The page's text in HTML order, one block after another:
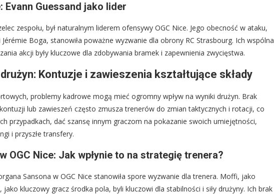
Evann Guessand jako lider
zespołu, był naturalnym liderem ofensywy OGC Nice. Jego obecność w ataku,
Boga, stanowiła poważne wyzwanie dla obrony RC Strasbourg. Ich wspólna
akcji były kluczowe dla zdobywania bramek i zapewnienia zwycięstwa.
Kontuzje i zawieszenia kształtujące składy
problemy kadrowe mogą mieć ogromny wpływ na wyniki drużyn. Brak
lub zawieszeń często zmusza trenerów do zmian taktycznych i rotacji, co
przypadkach, dać szansę innym graczom na pokazanie swoich umiejętności,
i przyszłe transfery.
OGC Nice: Jak wpłynie to na strategię trenera?
Sansona w OGC Nice stanowiła spore wyzwanie dla trenera. Moffi, jako
kluczowy gracz środka pola, byli kluczowi dla stabilności i siły drużyny. Ich brak